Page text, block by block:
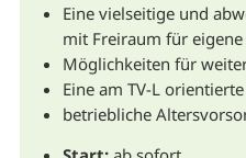
Eine vielseitige und
mit Freiraum für eigene
Möglichkeiten für
Eine am TV-L
betriebliche